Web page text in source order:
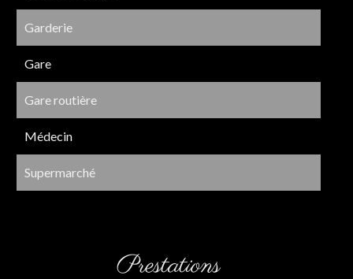
Garderie
Gare
Gare routière
Médecin
Supermarché
Prestations